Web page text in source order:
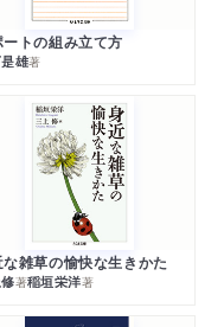
ートの組み立て方
雄著
雑草の愉快な生きかた
著稲垣栄洋著